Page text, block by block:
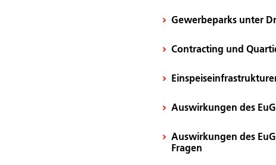
Gewerbeparks unter
Contracting und
Auswirkungen des
Auswirkungen des
Fragen